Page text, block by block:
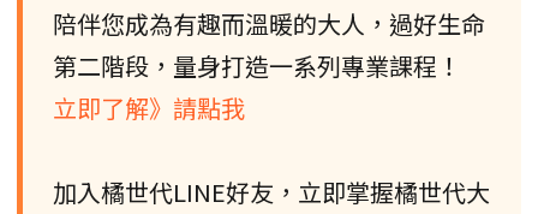
陪伴您成為有趣而溫暖的大人，過好生命
第二階段，量身打造一系列專業課程！
立即了解》請點我
加入橘世代LINE好友，立即掌握橘世代大